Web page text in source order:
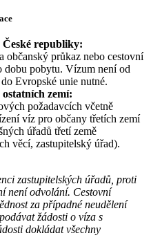
republiky:
občanský průkaz nebo cestovní
dobu pobytu. Vízum není od
Evropské unie nutné.
zemí:
požadavcích včetně
víz pro občany třetích zemí
úřadů třetí země
věcí, zastupitelský úřad).
zastupitelských úřadů, proti
není odvolání. Cestovní
za případné neudělení
žádosti o víza s
dokládat všechny